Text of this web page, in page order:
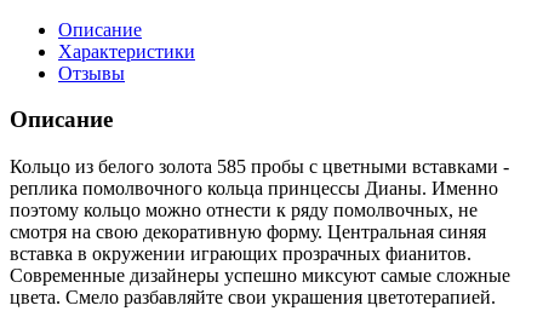
Описание
Характеристики
Отзывы
Описание
Кольцо из белого золота 585 пробы с цветными вставками -
реплика помолвочного кольца принцессы Дианы. Именно
поэтому кольцо можно отнести к ряду помолвочных, не
смотря на свою декоративную форму. Центральная синяя
вставка в окружении играющих прозрачных фианитов.
Современные дизайнеры успешно миксуют самые сложные
цвета. Смело разбавляйте свои украшения цветотерапией.